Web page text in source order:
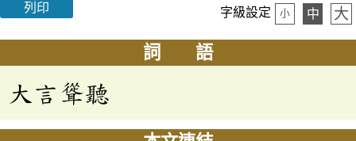
列印 字級設定 小 中 大
詞 語
大言聳聽